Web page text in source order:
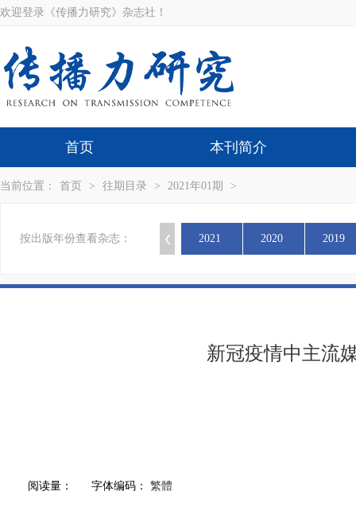
欢迎登录《传播力研究》杂志社！
首页 本刊简介
当前位置： 首页 > 往期目录 > 2021年01期 >
按出版年份查看杂志： 2021 2020 2019
新冠疫情中主流
阅读量： 字体编码： 繁體